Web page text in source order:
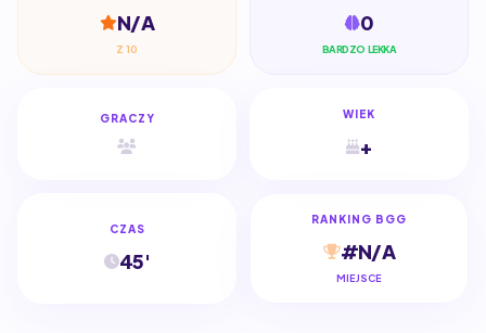
N/A
Z 10
0
BARDZO LEKKA
GRACZY WIEK
+
CZAS
45'
RANKING BGG
#N/A
MIEJSCE